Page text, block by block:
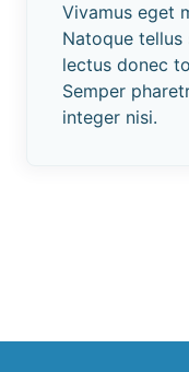
Vivamus eget
Natoque
lectus donec
Semper
integer nisi.